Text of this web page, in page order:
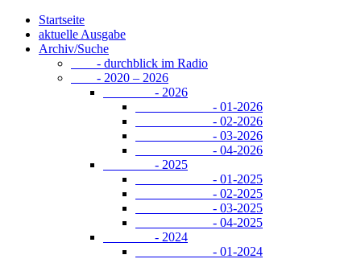
Startseite
aktuelle Ausgabe
Archiv/Suche
- durchblick im Radio
- 2020 – 2026
- 2026
- 01-2026
- 02-2026
- 03-2026
- 04-2026
- 2025
- 01-2025
- 02-2025
- 03-2025
- 04-2025
- 2024
- 01-2024